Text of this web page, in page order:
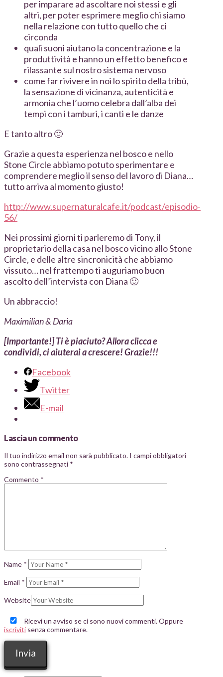
per imparare ad ascoltare noi stessi e gli
altri, per poter esprimere meglio chi siamo
nella relazione con tutto quello che ci
circonda
quali suoni aiutano la concentrazione e la
produttività e hanno un effetto benefico e
rilassante sul nostro sistema nervoso
come far rivivere in noi lo spirito della tribù,
la sensazione di vicinanza, autenticità e
armonia che l’uomo celebra dall’alba dei
tempi con i tamburi, i canti e le danze
E tanto altro 🙂
Grazie a questa esperienza nel bosco e nello
Stone Circle abbiamo potuto sperimentare e
comprendere meglio il senso del lavoro di Diana…
tutto arriva al momento giusto!
http://www.supernaturalcafe.it/podcast/episodio-
56/
Nei prossimi giorni ti parleremo di Tony, il
proprietario della casa nel bosco vicino allo Stone
Circle, e delle altre sincronicità che abbiamo
vissuto… nel frattempo ti auguriamo buon
ascolto dell’intervista con Diana 🙂
Un abbraccio!
Maximilian & Daria
[Importante!] Ti è piaciuto? Allora clicca e
condividi, ci aiuterai a crescere! Grazie!!!
Facebook
Twitter
E-mail
Lascia un commento
Il tuo indirizzo email non sarà pubblicato. I campi obbligatori
sono contrassegnati *
Commento *
Name *
Email *
Website
Ricevi un avviso se ci sono nuovi commenti. Oppure
iscriviti senza commentare.